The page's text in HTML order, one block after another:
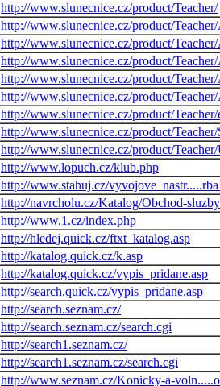
http://www.slunecnice.cz/product/Teacher/
http://www.slunecnice.cz/product/
http://www.slunecnice.cz/product/
http://www.slunecnice.cz/product/
http://www.slunecnice.cz/product/
http://www.slunecnice.cz/product/
http://www.slunecnice.cz/product/Teacher/
http://www.slunecnice.cz/product/Teacher/
http://www.slunecnice.cz/product/
http://www.lopuch.cz/klub.php
http://www.stahuj.cz/
http://navrcholu.cz/Katalog/Obchod-
http://www.1.cz/index.php
http://hledej.quick.cz/ftxt_katalog.asp
http://katalog.quick.cz/k.asp
http://katalog.quick.cz/vypis_pridane.asp
http://search.quick.cz/vypis_pridane.asp
http://search.seznam.cz/
http://search.seznam.cz/search.cgi
http://search1.seznam.cz/
http://search1.seznam.cz/search.cgi
http://www.seznam.cz/Konicky-a-